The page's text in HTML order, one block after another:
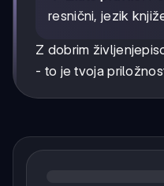
resnični, jezik
Z dobrim
- to je tvoja